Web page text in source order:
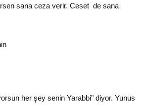
sana ceza verir. Ceset de sana
her şey senin Yarabbi" diyor. Yunus